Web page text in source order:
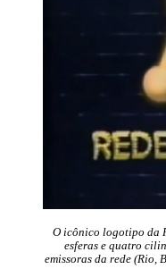
O icônico logotipo da
esferas e quatro
emissoras da rede (Rio,